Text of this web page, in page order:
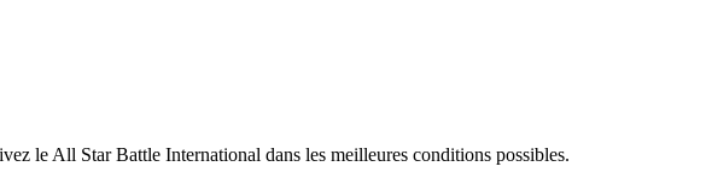
le All Star Battle International dans les meilleures conditions possibles.